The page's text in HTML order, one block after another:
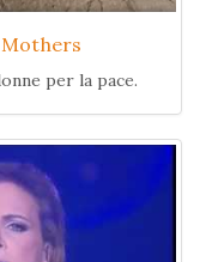
per la pace.